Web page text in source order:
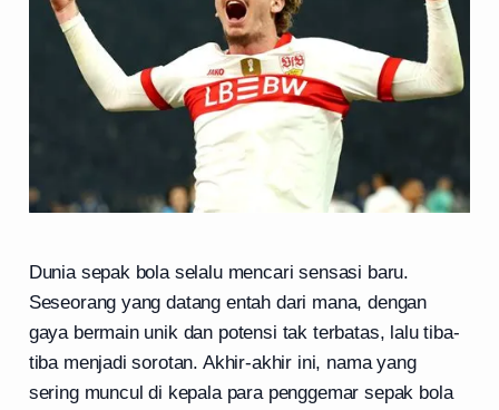
Dunia sepak bola selalu mencari sensasi baru.
Seseorang yang datang entah dari mana, dengan
gaya bermain unik dan potensi tak terbatas, lalu tiba-
tiba menjadi sorotan. Akhir-akhir ini, nama yang
sering muncul di kepala para penggemar sepak bola